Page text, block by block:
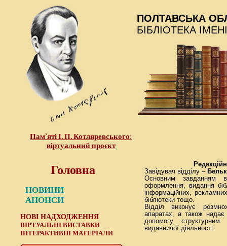
Пам’яті І. П. Котляревського:
віртуальний проєкт
ПОЛТАВСЬКА
БІБЛІОТЕКА
Головна
НОВИНИ
АНОНСИ
НОВІ НАДХОДЖЕННЯ
ВІРТУАЛЬНІ ВИСТАВКИ
ІНТЕРАКТИВНІ МАТЕРІАЛИ
Завідувач відділу –
Основним завданням
оформлення, видання
інформаційних,
бібліотеки тощо.
Відділ виконує
апаратах, а також надає
допомогу структурним
видавничої діяльності.